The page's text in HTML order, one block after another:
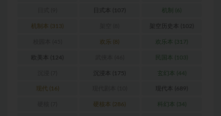
日式本 (107) 机制 (6)
机制本 (313) 架空历史本 (102)
欢乐 (8) 欢乐本 (317)
欧美本 (124) 民国本 (103)
沉浸本 (175) 玄幻本 (44)
现代 (16) 现代本 (689)
硬核本 (286) 科幻本 (34)